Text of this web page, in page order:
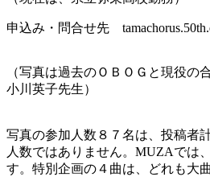
申込み・問合せ先
（写真は過去のＯＢＯＧと現役
小川英子先生）
写真の参加人数８７名は、投稿者
人数ではありません。MUZAでは
す。特別企画の４曲は、どれも大